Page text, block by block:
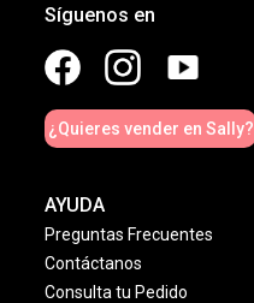
Síguenos en
¿Quieres vender en Sally?
AYUDA
Preguntas Frecuentes
Contáctanos
Consulta tu Pedido